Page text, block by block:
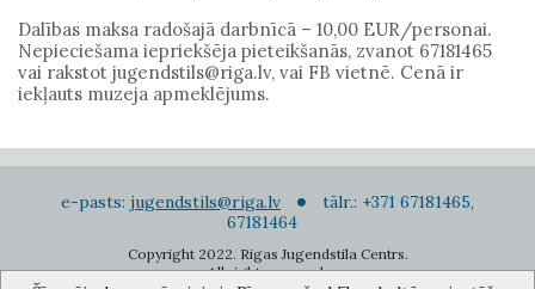
Dalības maksa radošajā darbnīcā – 10,00 EUR/personai.
Nepieciešama iepriekšēja pieteikšanās, zvanot 67181465
vai rakstot jugendstils@riga.lv, vai FB vietnē. Cenā ir
iekļauts muzeja apmeklējums.
e-pasts: jugendstils@riga.lv
tālr.: +371 67181465,
67181464
Copyright 2022. Rigas Jugendstila Centrs.
All right reserved.